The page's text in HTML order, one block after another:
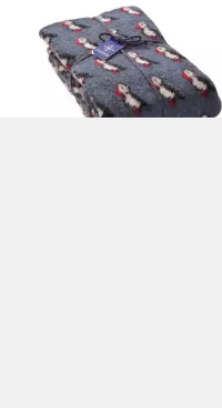
Wolldecke - Strickdecke
Papageientaucher - Puffin - blau
120 x 190 cm B/L
219,95 €
in 2-3 Werktagen bei dir